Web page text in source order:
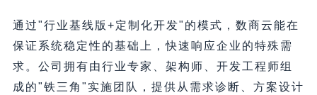
通过"行业基线版+定制化开发"的模式，数商云能在
保证系统稳定性的基础上，快速响应企业的特殊需
求。公司拥有由行业专家、架构师、开发工程师组
成的"铁三角"实施团队，提供从需求诊断、方案设计